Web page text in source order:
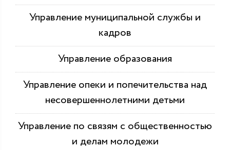
Управление муниципальной службы и
кадров
Управление образования
Управление опеки и попечительства над
несовершеннолетними детьми
Управление по связям с общественностью
и делам молодежи